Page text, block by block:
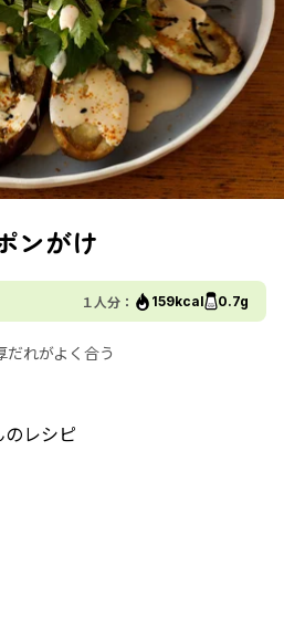
ンがけ
１人分： 159kcal 0.7g
だれがよく合う
のレシピ